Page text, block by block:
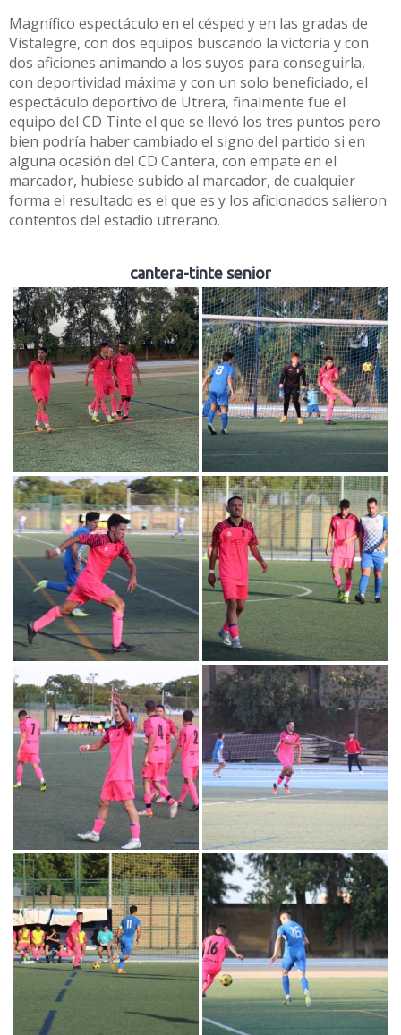
Magnífico espectáculo en el césped y en las gradas de
Vistalegre, con dos equipos buscando la victoria y con
dos aficiones animando a los suyos para conseguirla,
con deportividad máxima y con un solo beneficiado, el
espectáculo deportivo de Utrera, finalmente fue el
equipo del CD Tinte el que se llevó los tres puntos pero
bien podría haber cambiado el signo del partido si en
alguna ocasión del CD Cantera, con empate en el
marcador, hubiese subido al marcador, de cualquier
forma el resultado es el que es y los aficionados salieron
contentos del estadio utrerano.
cantera-tinte senior